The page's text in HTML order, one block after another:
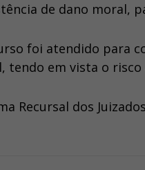
de dano moral,
foi atendido para
tendo em vista o
Recursal dos